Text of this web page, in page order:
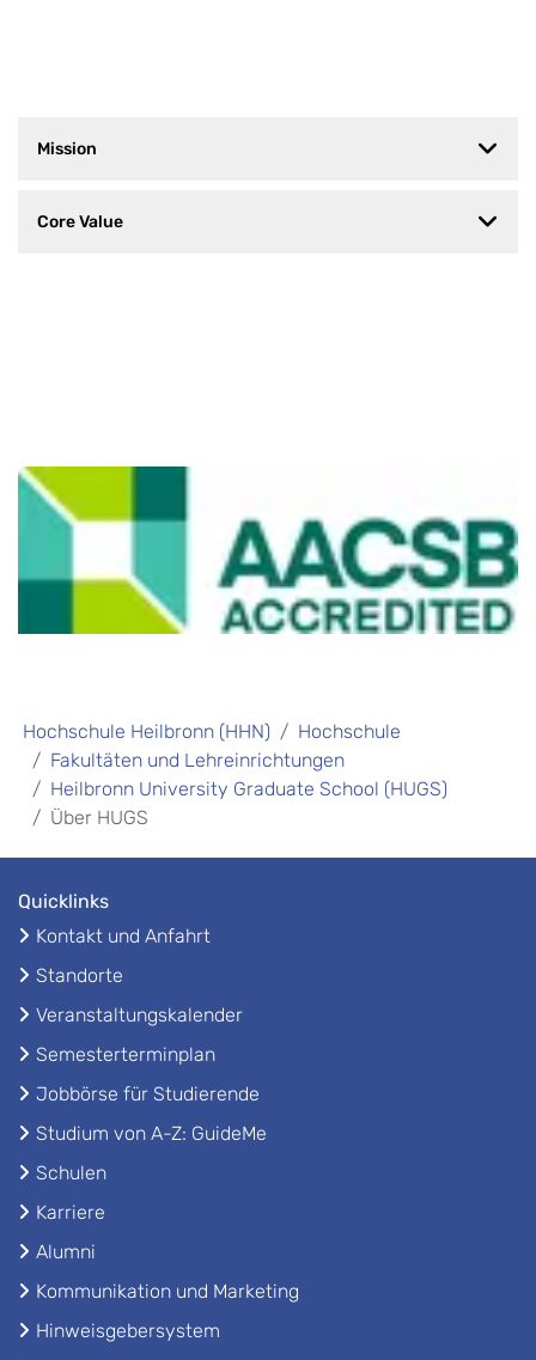
Mission
Core Value
Hochschule Heilbronn (HHN)
Hochschule
Fakultäten und Lehreinrichtungen
Heilbronn University Graduate School (HUGS)
Über HUGS
Quicklinks
Kontakt und Anfahrt
Standorte
Veranstaltungskalender
Semesterterminplan
Jobbörse für Studierende
Studium von A-Z: GuideMe
Schulen
Karriere
Alumni
Kommunikation und Marketing
Hinweisgebersystem